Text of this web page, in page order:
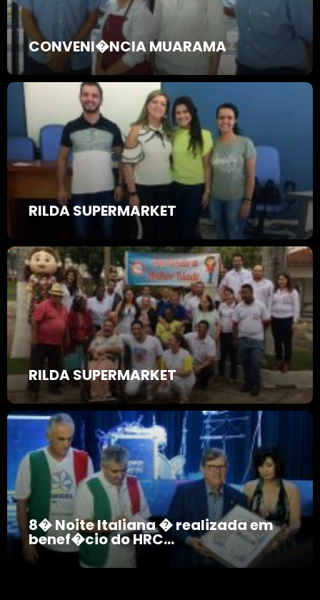
CONVENI�NCIA MUARAMA
RILDA SUPERMARKET
RILDA SUPERMARKET
8� Noite Italiana � realizada em
benef�cio do HRC...